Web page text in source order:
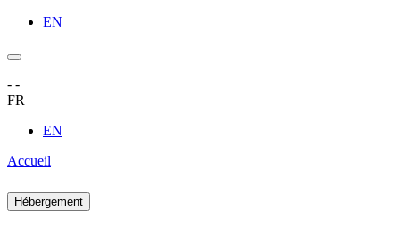
EN
- -
FR
EN
Accueil
Hébergement